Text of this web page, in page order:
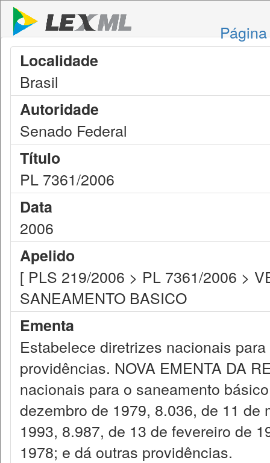
Localidade
Brasil
Autoridade
Senado Federal
Título
PL 7361/2006
Data
2006
Apelido
[ PLS 219/2006 > PL 7361/2006 >
SANEAMENTO BASICO
Ementa
Estabelece diretrizes nacionais
providências. NOVA EMENTA DA
nacionais para o saneamento
dezembro de 1979, 8.036, de 11
1993, 8.987, de 13 de fevereiro de
1978; e dá outras providências.